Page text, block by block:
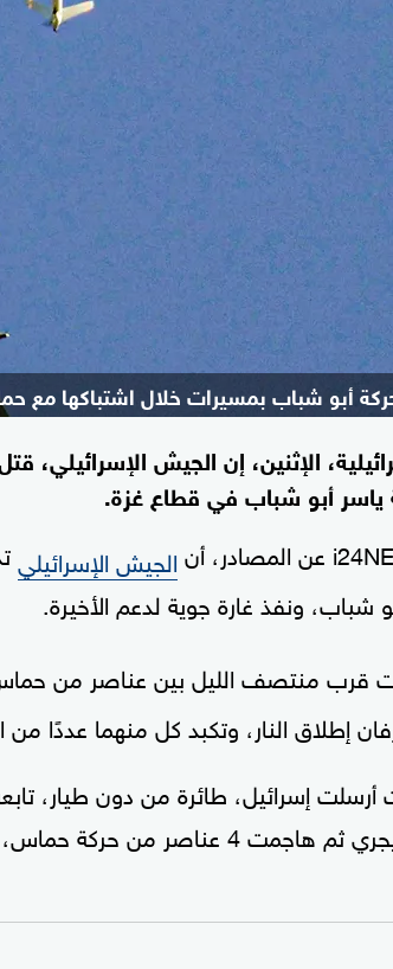
أبو شباب بمسيرات خلال اشتباكها مع
الإثنين، إن الجيش
أبو شباب في قطاع غزة.
الجيش الإسرائيلي
شباب، ونفذ غارة جوية لدعم الأخيرة.
قرب منتصف الليل بين عناصر من
إطلاق النار، وتكبد كل منهما عددًا من
أرسلت إسرائيل، طائرة من دون طيار،
حيث رصدت ما يجري ثم هاجمت 4